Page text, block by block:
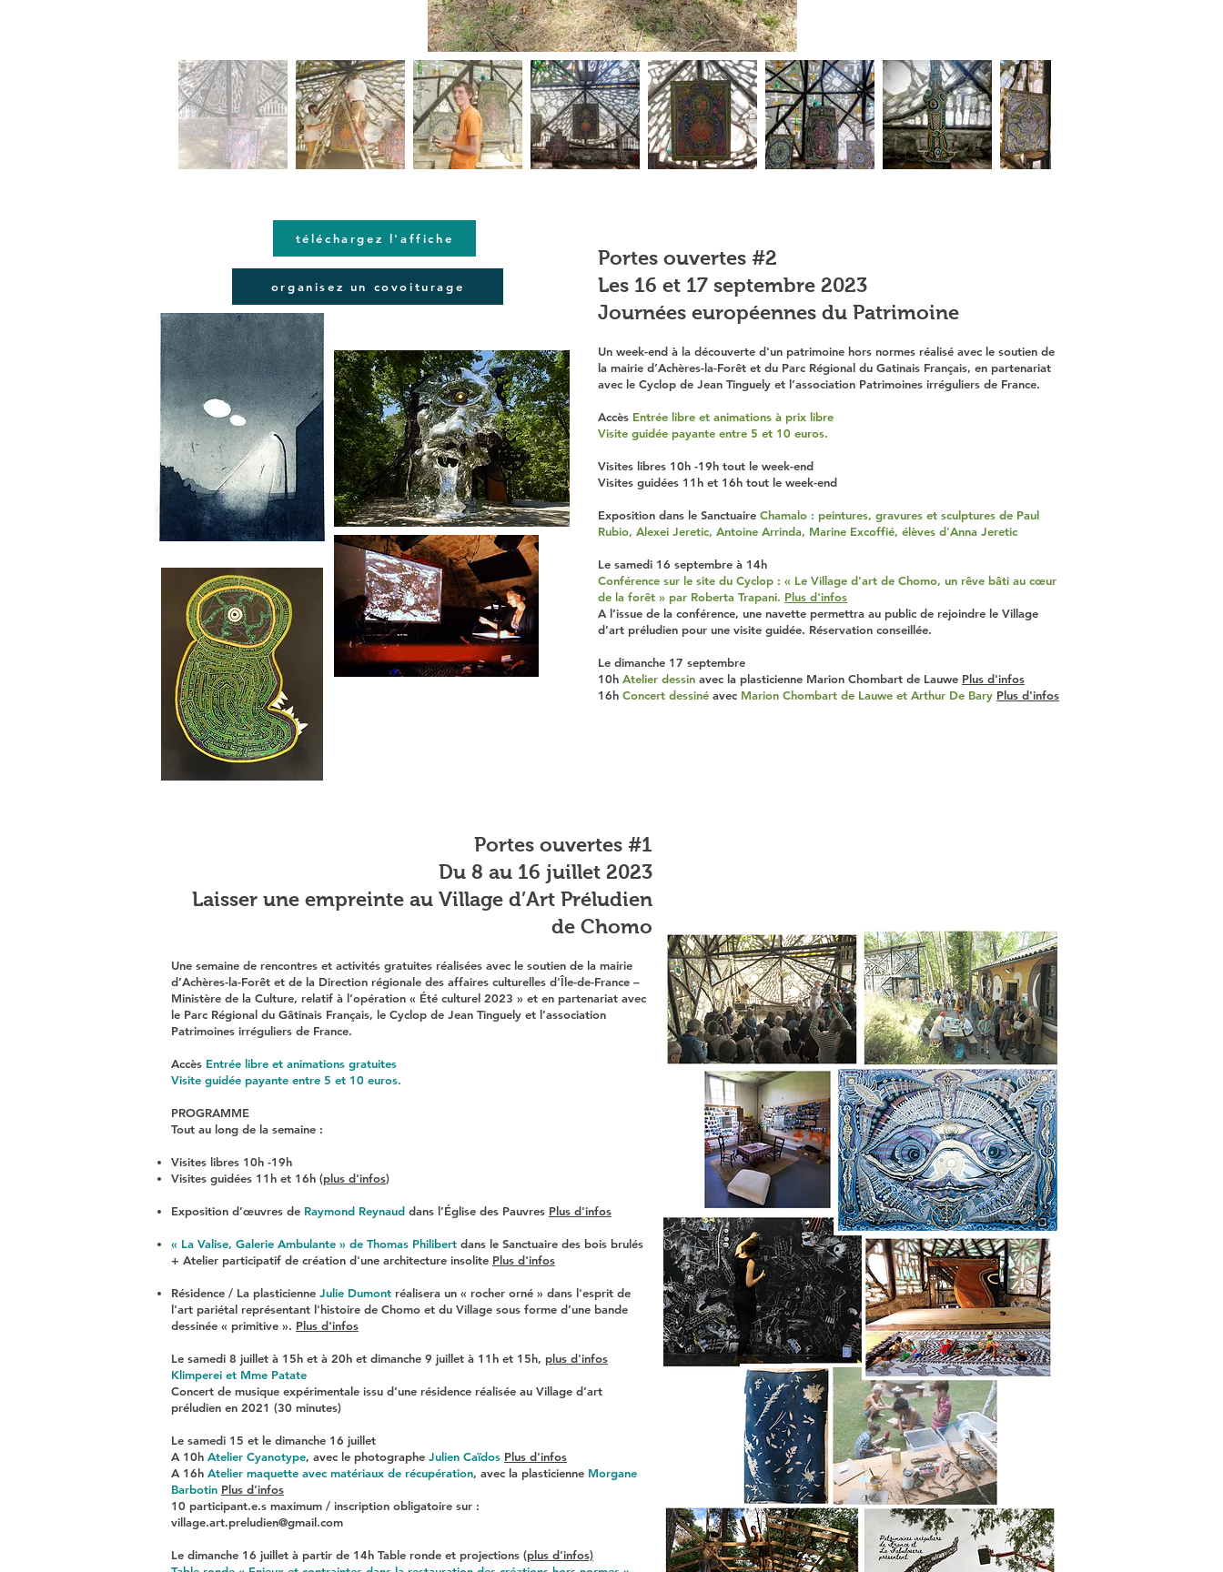
organisez un covoiturage
téléchargez l'affiche
Portes ouvertes #1
Du 8 au 16 juillet 2023
Laisser une empreinte au Village d’Art Préludien
de Chomo
Une semaine de rencontres et activités gratuites réalisées avec le soutien de la mairie
d’Achères-la-Forêt et de la Direction régionale des affaires culturelles d'Île-de-France –
Ministère de la Culture, relatif à l’opération « Été culturel 2023 » et en partenariat avec
le Parc Régional du Gâtinais Français, le Cyclop de Jean Tinguely et l’association
Patrimoines irréguliers de France.
Accès Entrée libre et animations gratuites
Visite guidée payante entre 5 et 10 euros.
PROGRAMME
Tout au long de la semaine :
Visites libres 10h -19h
Visites guidées 11h et 16h (plus d'infos)
Exposition d’œuvres de Raymond Reynaud dans l’Église des Pauvres Plus d'infos
« La Valise, Galerie Ambulante » de Thomas Philibert dans le Sanctuaire des bois brulés
+ Atelier participatif de création d'une architecture insolite Plus d'infos
Résidence / La plasticienne Julie Dumont réalisera un « rocher orné » dans l'esprit de
l'art pariétal représentant l'histoire de Chomo et du Village sous forme d’une bande
dessinée « primitive ». Plus d'infos
Le samedi 8 juillet à 15h et à 20h et dimanche 9 juillet à 11h et 15h, plus d'infos
Klimperei et Mme Patate
Concert de musique expérimentale issu d’une résidence réalisée au Village d’art
préludien en 2021 (30 minutes)
Le samedi 15 et le dimanche 16 juillet
A 10h Atelier Cyanotype, avec le photographe Julien Caïdos Plus d'infos
A 16h Atelier maquette avec matériaux de récupération, avec la plasticienne Morgane
Barbotin Plus d'infos
10 participant.e.s maximum / inscription obligatoire sur :
village.art.preludien@gmail.com
Le dimanche 16 juillet à partir de 14h Table ronde et projections (plus d'infos)
Portes ouvertes #2
Les 16 et 17 septembre 2023
Journées européennes du Patrimoine
Un week-end à la découverte d'un patrimoine hors normes réalisé avec le soutien de
la mairie d’Achères-la-Forêt et du Parc Régional du Gatinais Français, en partenariat
avec le Cyclop de Jean Tinguely et l’association Patrimoines irréguliers de France.
Accès Entrée libre et animations à prix libre
Visite guidée payante entre 5 et 10 euros.
Visites libres 10h -19h tout le week-end
Visites guidées 11h et 16h tout le week-end
Exposition dans le Sanctuaire Chamalo : peintures, gravures et sculptures de Paul
Rubio, Alexei Jeretic, Antoine Arrinda, Marine Excoffié, élèves d'Anna Jeretic
Le samedi 16 septembre à 14h
Conférence sur le site du Cyclop : « Le Village d’art de Chomo, un rêve bâti au cœur
de la forêt » par Roberta Trapani. Plus d'infos
A l’issue de la conférence, une navette permettra au public de rejoindre le Village
d’art préludien pour une visite guidée. Réservation conseillée.
Le dimanche 17 septembre
10h Atelier dessin avec la plasticienne Marion Chombart de Lauwe Plus d'infos
16h Concert dessiné avec Marion Chombart de Lauwe et Arthur De Bary Plus d'infos